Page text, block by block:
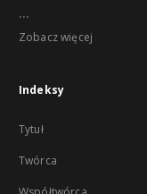
...
Zobacz więcej
Indeksy
Tytuł
Twórca